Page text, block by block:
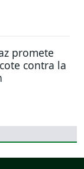
promete
contra la